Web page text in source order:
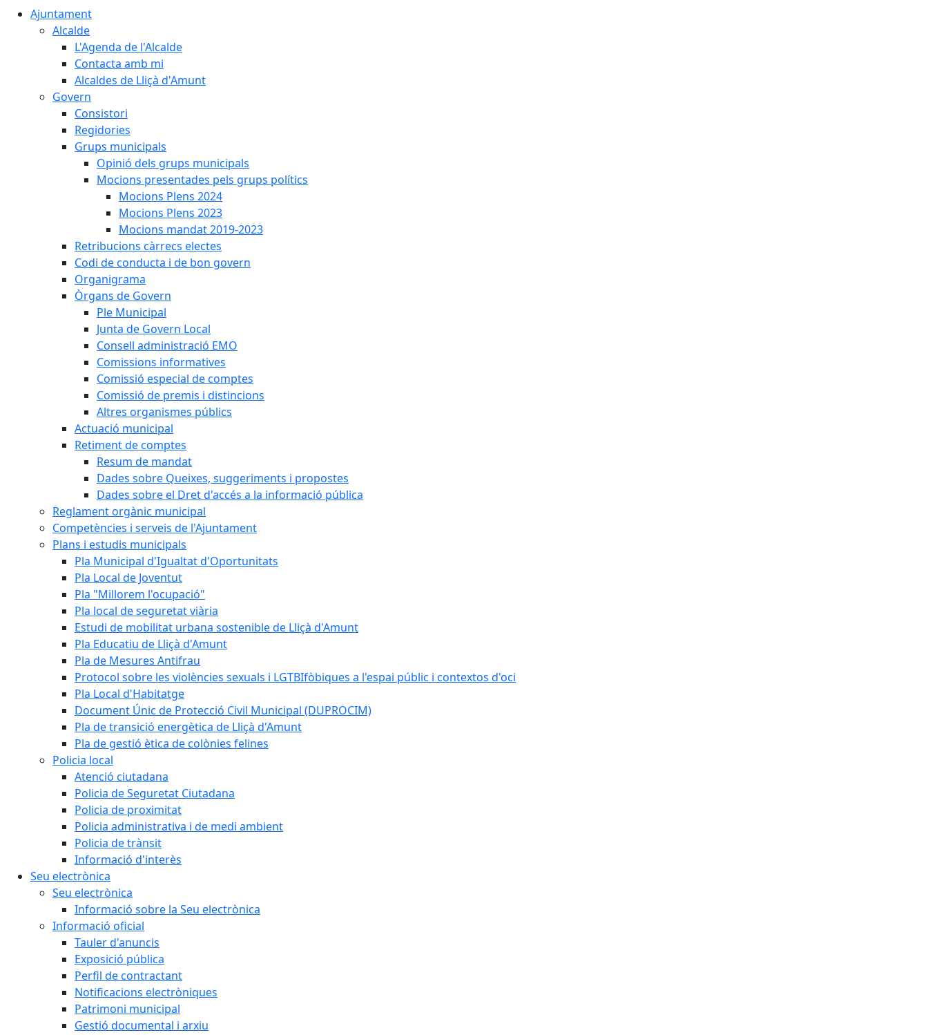
Ajuntament
Alcalde
L'Agenda de l'Alcalde
Contacta amb mi
Alcaldes de Lliçà d'Amunt
Govern
Consistori
Regidories
Grups municipals
Opinió dels grups municipals
Mocions presentades pels grups polítics
Mocions Plens 2024
Mocions Plens 2023
Mocions mandat 2019-2023
Retribucions càrrecs electes
Codi de conducta i de bon govern
Organigrama
Òrgans de Govern
Ple Municipal
Junta de Govern Local
Consell administració EMO
Comissions informatives
Comissió especial de comptes
Comissió de premis i distincions
Altres organismes públics
Actuació municipal
Retiment de comptes
Resum de mandat
Dades sobre Queixes, suggeriments i propostes
Dades sobre el Dret d'accés a la informació pública
Reglament orgànic municipal
Competències i serveis de l'Ajuntament
Plans i estudis municipals
Pla Municipal d'Igualtat d'Oportunitats
Pla Local de Joventut
Pla "Millorem l'ocupació"
Pla local de seguretat viària
Estudi de mobilitat urbana sostenible de Lliçà d'Amunt
Pla Educatiu de Lliçà d'Amunt
Pla de Mesures Antifrau
Protocol sobre les violències sexuals i LGTBIfòbiques a l'espai públic i contextos d'oci
Pla Local d'Habitatge
Document Únic de Protecció Civil Municipal (DUPROCIM)
Pla de transició energètica de Lliçà d'Amunt
Pla de gestió ètica de colònies felines
Policia local
Atenció ciutadana
Policia de Seguretat Ciutadana
Policia de proximitat
Policia administrativa i de medi ambient
Policia de trànsit
Informació d'interès
Seu electrònica
Seu electrònica
Informació sobre la Seu electrònica
Informació oficial
Tauler d'anuncis
Exposició pública
Perfil de contractant
Notificacions electròniques
Patrimoni municipal
Gestió documental i arxiu